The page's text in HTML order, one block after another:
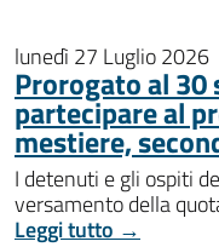
lunedì 27 Luglio 2026
Prorogato al
partecipare al
mestiere,
I detenuti e gli ospiti
versamento della
Leggi tutto →